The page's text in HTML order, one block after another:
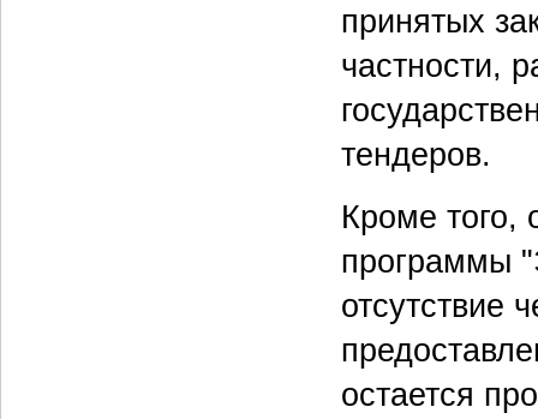
принятых
частности,
тендеров.
Кроме
программы
отсутствие
остается